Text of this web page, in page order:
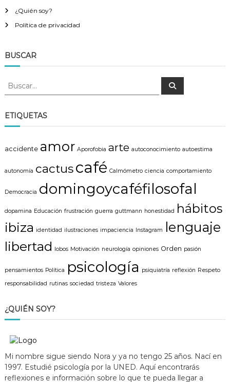
¿Quién soy?
Política de privacidad
BUSCAR
B
c
a
:
B
ETIQUETAS
accidente amor Aporofobia arte autoconocimiento autoestima
autonomía cactuscafé Calmómetro ciencia comportamiento
Democracia domingoycaféfilosofal
dopamina Educación frustración guerra guttmann honestidad hábitos
ibiza identidad ilustraciones impaciencia Instagram lenguaje
libertad lobos Motivación neurología opiniones Orden pasión
pensamientos Política psicología psiquiatría reflexión Respeto
responsabilidad rutinas sociedad tristeza Valores
¿QUIÉN SOY?
Mi nombre sigue siendo Nora y ya no tengo 25 años. Nací en
1997. Estudié psicología por la UNED. Aquí encontrarás
reflexiones e información sobre lo que te pueda llegar a